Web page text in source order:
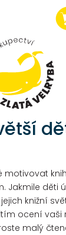
motivovat
Jakmile děti
knižní
ocení
malý